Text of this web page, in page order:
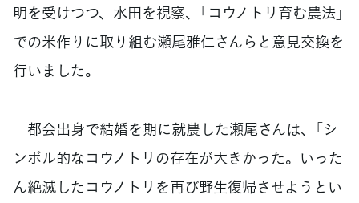
明を受けつつ、水田を視察、「コウノトリ育む農法」
での米作りに取り組む瀬尾雅仁さんらと意見交換を
行いました。
都会出身で結婚を期に就農した瀬尾さんは、「シ
ンボル的なコウノトリの存在が大きかった。いった
ん絶滅したコウノトリを再び野生復帰させようとい